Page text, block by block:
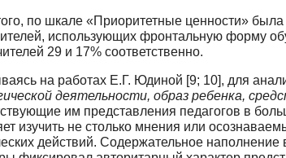
по шкале «Приоритетные ценности»
использующих фронталь­ную форму
29 и 17% соответственно.
на работах Е.Г. Юдиной [9; 10], для
деятельности, образ ре­бенка,
им представления педагогов в
изучить не столько мне­ния или
действий. Содержательное